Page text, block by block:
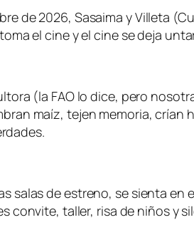
de 2026, Sasaima y Villeta
el cine y el cine se deja
(la FAO lo dice, pero
maíz, tejen memoria,
salas de estreno, se sienta
convite, taller, risa de niños y